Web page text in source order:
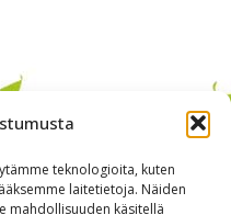
teknologioita, kuten
laitetietoja. Näiden
mahdollisuuden käsitellä